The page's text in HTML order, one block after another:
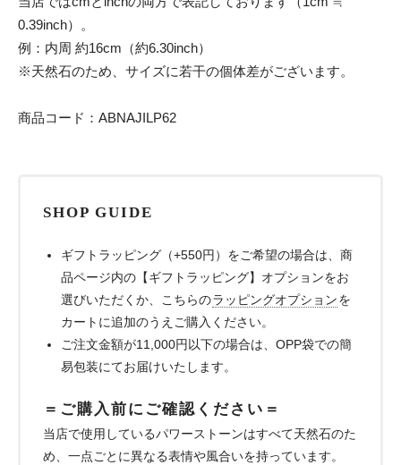
0.39inch）。
例：内周 約16cm（約6.30inch）
※天然石のため、サイズに若干の個体差がございます。
商品コード：ABNAJILP62
SHOP GUIDE
ギフトラッピング（+550円）をご希望の場合は、商
品ページ内の【ギフトラッピング】オプションをお
選びいただくか、こちらのラッピングオプションを
カートに追加のうえご購入ください。
ご注文金額が11,000円以下の場合は、OPP袋での簡
易包装にてお届けいたします。
＝ご購入前にご確認ください＝
当店で使用しているパワーストーンはすべて天然石のた
め、一点ごとに異なる表情や風合いを持っています。